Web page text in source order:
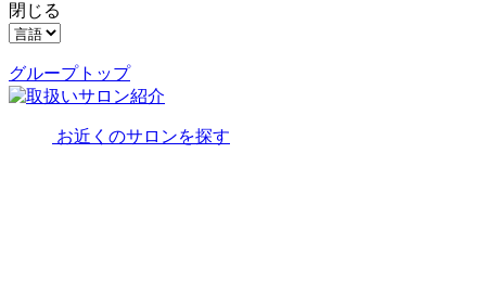
閉じる
グループトップ
お近くのサロンを探す